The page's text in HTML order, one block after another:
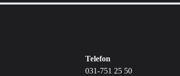
Telefon
031-751 25 50